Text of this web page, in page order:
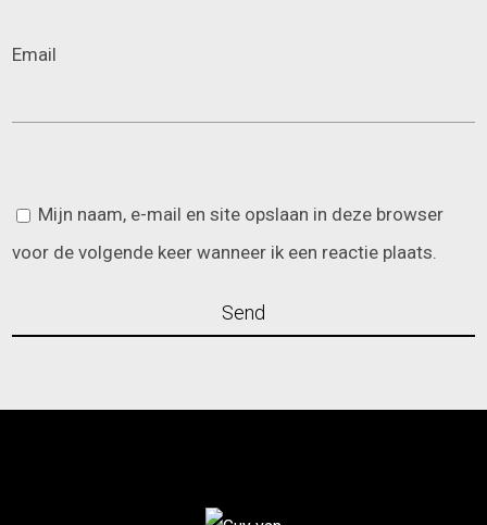
Email
Mijn naam, e-mail en site opslaan in deze browser
voor de volgende keer wanneer ik een reactie plaats.